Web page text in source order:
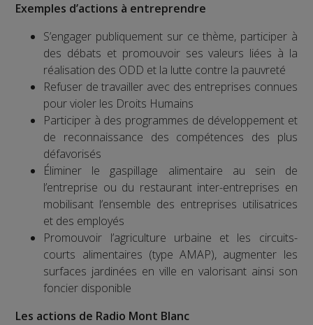
Exemples d’actions à entreprendre
S’engager publiquement sur ce thème, participer à
des débats et promouvoir ses valeurs liées à la
réalisation des ODD et la lutte contre la pauvreté
Refuser de travailler avec des entreprises connues
pour violer les Droits Humains
Participer à des programmes de développement et
de reconnaissance des compétences des plus
défavorisés
Éliminer le gaspillage alimentaire au sein de
l’entreprise ou du restaurant inter-entreprises en
mobilisant l’ensemble des entreprises utilisatrices
et des employés
Promouvoir l’agriculture urbaine et les circuits-
courts alimentaires (type AMAP), augmenter les
surfaces jardinées en ville en valorisant ainsi son
foncier disponible
Les actions de Radio Mont Blanc